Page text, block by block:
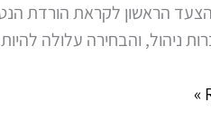
הצעד הראשון לקראת הורדת
ניהול, והבחירה עלולה